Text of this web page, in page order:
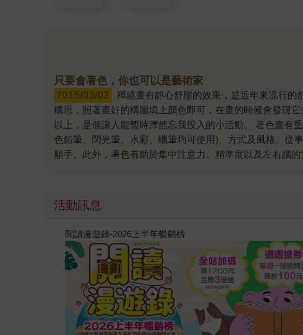
只要會著色，你也可以是藝術家
2015/03/02
禪繞畫有靜心舒壓的效果，是近年來流行的舒壓方式，除此之外，對於構圖有困難的朋友，著色畫就成了最佳紓壓好夥伴。著色畫的好處是不用自己
構思，照著畫好的構圖填上顏色即可，在畫的時候會發現
以上，是個讓人能暫時渾然忘我投入的小活動。 著色畫有
色鉛筆、閃光筆、水彩、蠟筆均可使用)、方式及風格。從
順手。此外，著色有助於集中注意力、精準度以及左右腦
平靜。而且隨書都有附贈8色閃光筆，不需練習和任何藝術
經典畫作，不管是梵谷畫的星光燦爛的「星夜」、孟克畫
引你、讓你目不轉睛的畫，然後跟著原畫著色，畫完了，
謂正確的顏色，當然也就不可能會犯錯。而且繪畫是一種
何一頁本著色畫，開始你的塗繪之旅，當你專注這麼做的
是獨一無二的，只要會著色，你也可以是藝術家！
活動訊息
閱讀漫遊錄-2026上半年暢銷榜